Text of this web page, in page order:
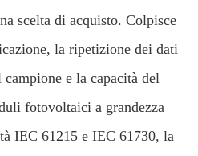
scelta di acquisto. Colpisce
la ripetizione dei dati
e la capacità del
fotovoltaici a grandezza
IEC 61215 e IEC 61730, la